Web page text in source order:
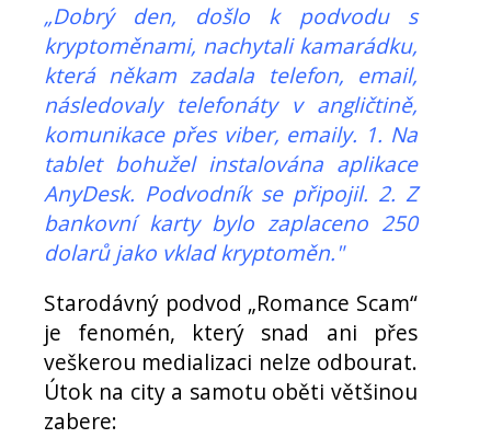
„Dobrý den, došlo k podvodu s
kryptoměnami, nachytali kamarádku,
která někam zadala telefon, email,
následovaly telefonáty v angličtině,
komunikace přes viber, emaily. 1. Na
tablet bohužel instalována aplikace
AnyDesk. Podvodník se připojil. 2. Z
bankovní karty bylo zaplaceno 250
dolarů jako vklad kryptoměn."
Starodávný podvod „Romance Scam“
je fenomén, který snad ani přes
veškerou medializaci nelze odbourat.
Útok na city a samotu oběti většinou
zabere: